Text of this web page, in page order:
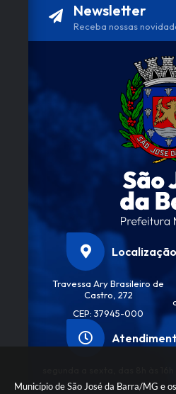
Município de São José da Barra/MG e
Newsletter
Receba nossas
Localização
Travessa Ary Brasileiro de
Castro, 272
CEP: 37945-000